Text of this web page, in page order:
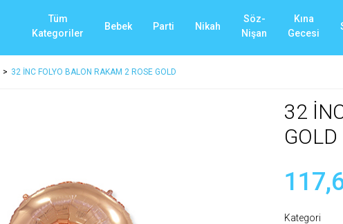
Tüm
Kategoriler
Bebek Parti Nikah
Söz-
Nişan
Kına
Gecesi
32 İNC FOLYO BALON RAKAM 2 ROSE GOLD
32
GOLD
Kategori